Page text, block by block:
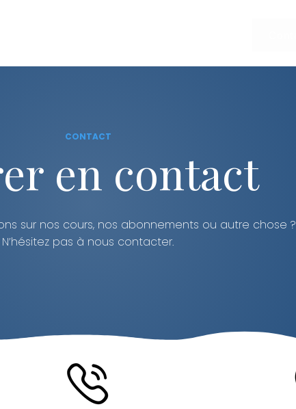
CONTACT
en contact
sur nos cours, nos abonnements ou autre chose ?
N’hésitez pas à nous contacter.